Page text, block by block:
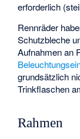
erforderlich
Rennräder
Schutzbleche
Aufnahmen an
grundsätzlich
Trinkflaschen
Rahmen